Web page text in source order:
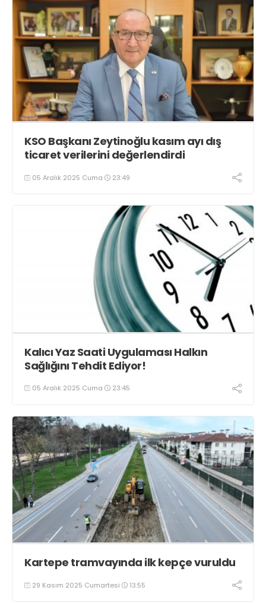
KSO Başkanı Zeytinoğlu kasım ayı dış
ticaret verilerini değerlendirdi
05 Aralık 2025 Cuma 23:49
Kalıcı Yaz Saati Uygulaması Halkın
Sağlığını Tehdit Ediyor!
05 Aralık 2025 Cuma 23:45
Kartepe tramvayında ilk kepçe vuruldu
29 Kasım 2025 Cumartesi 13:55